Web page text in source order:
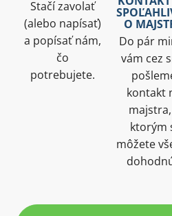
Stačí zavolať
(alebo napísať)
a popísať nám,
čo
potrebujete.
O
Do pár
vám cez
kontakt
ktorým
môžete